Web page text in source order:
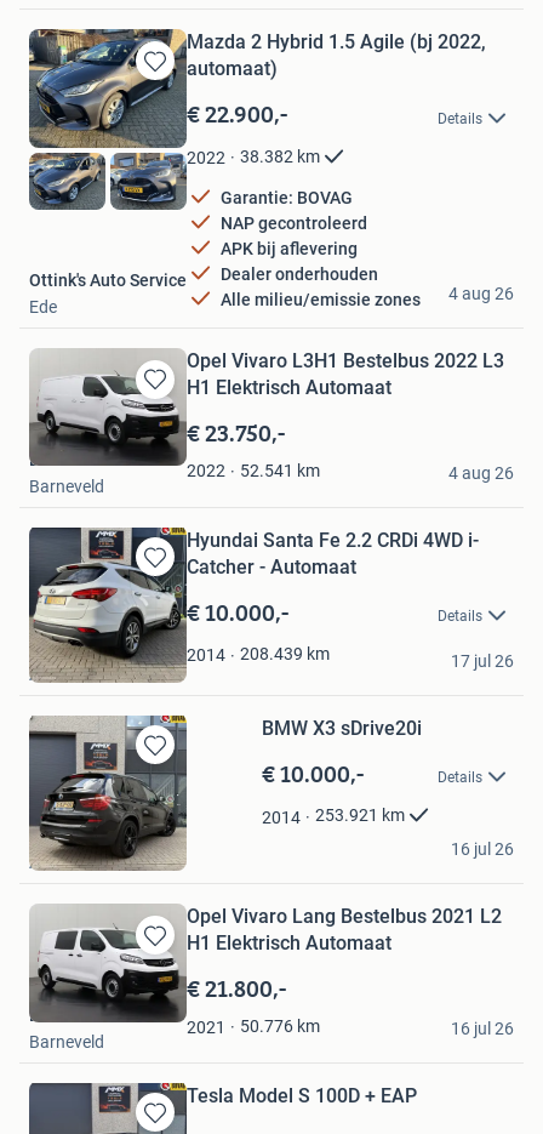
Bewaren
in
Mijn
Favorieten
Mazda 2 Hybrid 1.5 Agile (bj 2022,
automaat)
€ 22.900,- Details
2022 38.382 km
Garantie: BOVAG
NAP gecontroleerd
APK bij aflevering
Dealer onderhouden
Alle milieu/emissie zones
Ottink's Auto Service
Ede
4 aug 26
Bewaren
in
Mijn
Favorieten
Opel Vivaro L3H1 Bestelbus 2022 L3
H1 Elektrisch Automaat
€ 23.750,-
2022 52.541 km
Dutchvans.com
Barneveld
4 aug 26
Bewaren
in
Mijn
Favorieten
Hyundai Santa Fe 2.2 CRDi 4WD i-
Catcher - Automaat
€ 10.000,- Details
2014 208.439 km
MMX Corp BV
Aalsmeer
17 jul 26
Bewaren
in
Mijn
Favorieten
BMW X3 sDrive20i
€ 10.000,- Details
2014 253.921 km
MMX Corp BV
Aalsmeer
16 jul 26
Bewaren
in
Mijn
Favorieten
Opel Vivaro Lang Bestelbus 2021 L2
H1 Elektrisch Automaat
€ 21.800,-
2021 50.776 km
Dutchvans.com
Barneveld
16 jul 26
Tesla Model S 100D + EAP